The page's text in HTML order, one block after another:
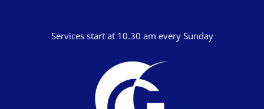
Services start at 10.30 am every Sunday